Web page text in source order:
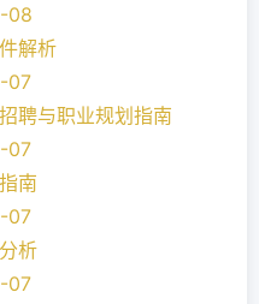
08
解析
07
聘与职业规划指南
07
南
07
析
07